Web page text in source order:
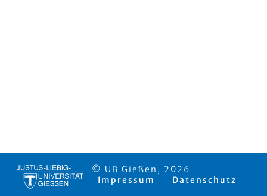
© UB Gießen, 2026
Impressum
Datenschutz